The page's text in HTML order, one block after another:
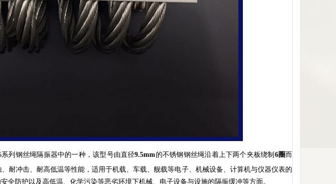
系列钢丝绳隔振器中的一种，该型号由直径9.5mm的不锈钢钢丝绳沿着上下两个夹板绕制 6圈 而
、耐冲击、耐高低温等性能，适用于机载、车载、舰载等电子、机械设备、计算机与仪器仪表的
全防护以及高低温、化学污染等恶劣环境下机械、电子设备与设施的隔振缓冲等方面。